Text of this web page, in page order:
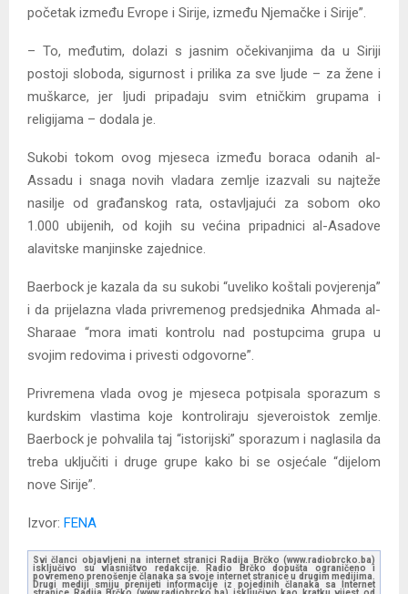
početak između Evrope i Sirije, između Njemačke i Sirije”.
– To, međutim, dolazi s jasnim očekivanjima da u Siriji
postoji sloboda, sigurnost i prilika za sve ljude – za žene i
muškarce, jer ljudi pripadaju svim etničkim grupama i
religijama – dodala je.
Sukobi tokom ovog mjeseca između boraca odanih al-
Assadu i snaga novih vladara zemlje izazvali su najteže
nasilje od građanskog rata, ostavljajući za sobom oko
1.000 ubijenih, od kojih su većina pripadnici al-Asadove
alavitske manjinske zajednice.
Baerbock je kazala da su sukobi “uveliko koštali povjerenja”
i da prijelazna vlada privremenog predsjednika Ahmada al-
Sharaae “mora imati kontrolu nad postupcima grupa u
svojim redovima i privesti odgovorne”.
Privremena vlada ovog je mjeseca potpisala sporazum s
kurdskim vlastima koje kontroliraju sjeveroistok zemlje.
Baerbock je pohvalila taj “istorijski” sporazum i naglasila da
treba uključiti i druge grupe kako bi se osjećale “dijelom
nove Sirije”.
Izvor: FENA
Svi članci objavljeni na internet stranici Radija Brčko (www.radiobrcko.ba)
isključivo su vlasništvo redakcije. Radio Brčko dopušta ograničeno i
povremeno prenošenje članaka sa svoje internet stranice u drugim medijima.
Drugi mediji smiju prenijeti informacije iz pojedinih članaka sa Internet